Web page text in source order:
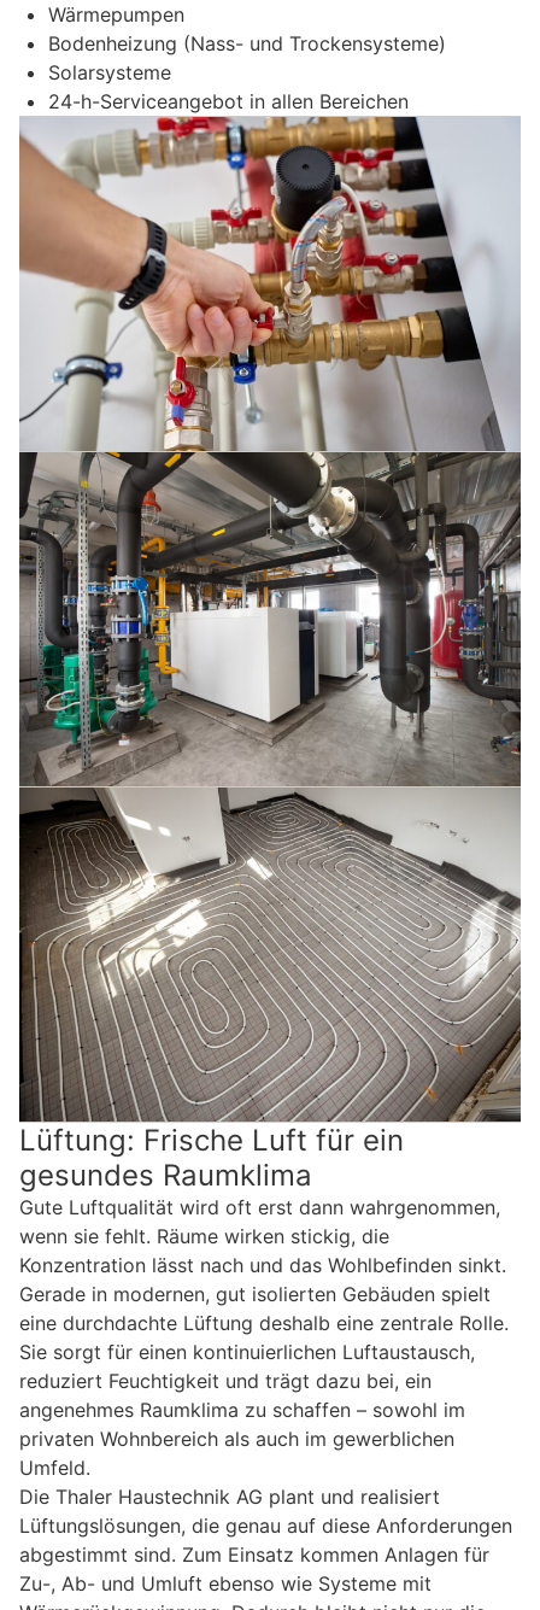
Wärmepumpen
Bodenheizung (Nass- und Trockensysteme)
Solarsysteme
24-h-Serviceangebot in allen Bereichen
Lüftung: Frische Luft für ein
gesundes Raumklima
Gute Luftqualität wird oft erst dann wahrgenommen,
wenn sie fehlt. Räume wirken stickig, die
Konzentration lässt nach und das Wohlbefinden sinkt.
Gerade in modernen, gut isolierten Gebäuden spielt
eine durchdachte Lüftung deshalb eine zentrale Rolle.
Sie sorgt für einen kontinuierlichen Luftaustausch,
reduziert Feuchtigkeit und trägt dazu bei, ein
angenehmes Raumklima zu schaffen – sowohl im
privaten Wohnbereich als auch im gewerblichen
Umfeld.
Die Thaler Haustechnik AG plant und realisiert
Lüftungslösungen, die genau auf diese Anforderungen
abgestimmt sind. Zum Einsatz kommen Anlagen für
Zu-, Ab- und Umluft ebenso wie Systeme mit